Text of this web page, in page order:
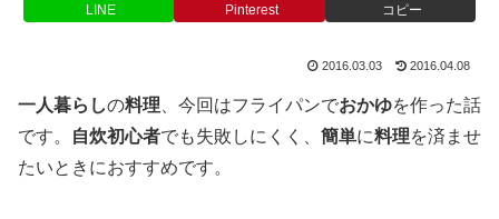
LINE Pinterest コピー
2016.03.03 2016.04.08
一人暮らしの料理 、今回はフライパンでおかゆを作った話
です。
自炊初心者でも失敗しにくく、 簡単に料理を済ませ
たいときにおすすめです。